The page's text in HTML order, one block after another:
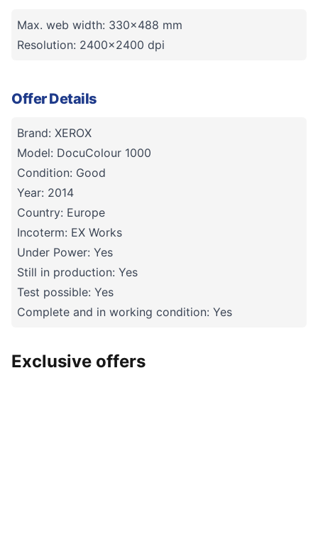
Max. web width: 330x488 mm
Resolution: 2400x2400 dpi
Offer Details
Brand: XEROX
Model: DocuColour 1000
Condition: Good
Year: 2014
Country: Europe
Incoterm: EX Works
Under Power: Yes
Still in production: Yes
Test possible: Yes
Complete and in working condition: Yes
Exclusive offers